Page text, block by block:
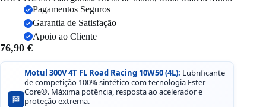
Pagamentos Seguros
Garantia de Satisfação
Apoio ao Cliente
76,90 €
🏁
Motul 300V 4T FL Road Racing 10W50 (4L): Lubrificante
de competição 100% sintético com tecnologia Ester
Core®. Máxima potência, resposta ao acelerador e
proteção extrema.